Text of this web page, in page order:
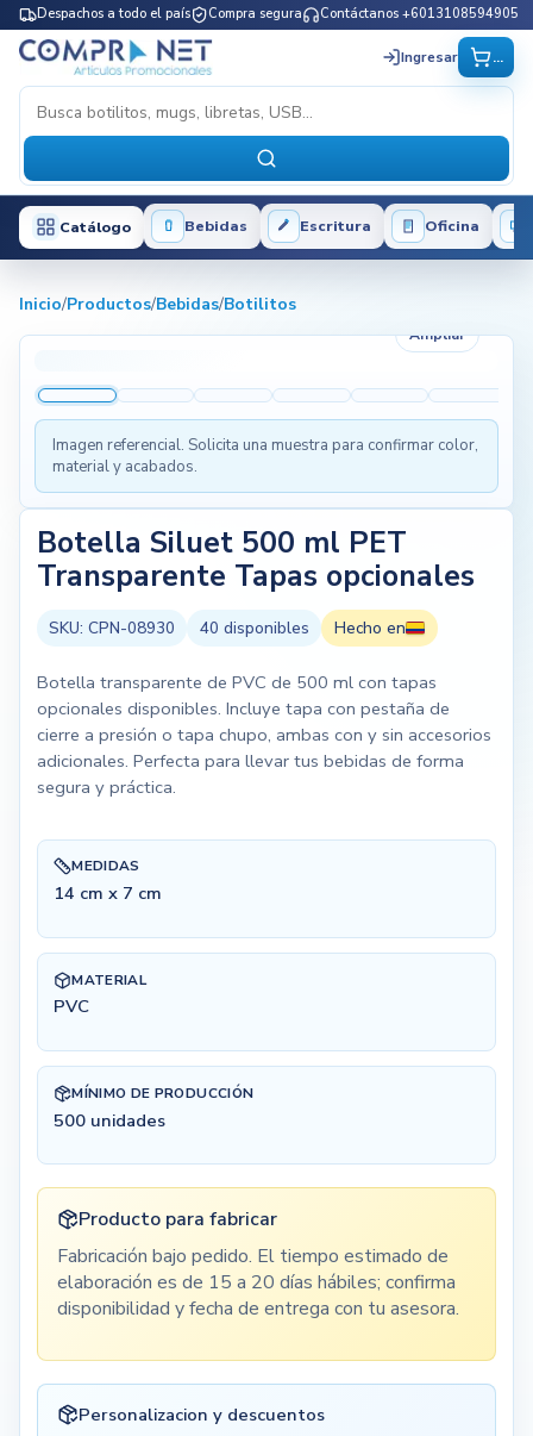
Despachos a todo el país Compra segura Contáctanos +6013108594905
Ingresar ...
Catálogo Bebidas Escritura Oficina
Inicio/Productos/Bebidas/Botilitos
Ampliar
Imagen referencial. Solicita una muestra para confirmar color,
material y acabados.
Botella Siluet 500 ml PET
Transparente Tapas opcionales
SKU: CPN-08930 40 disponibles Hecho en
Botella transparente de PVC de 500 ml con tapas
opcionales disponibles. Incluye tapa con pestaña de
cierre a presión o tapa chupo, ambas con y sin accesorios
adicionales. Perfecta para llevar tus bebidas de forma
segura y práctica.
MEDIDAS
14 cm x 7 cm
MATERIAL
PVC
MÍNIMO DE PRODUCCIÓN
500 unidades
Producto para fabricar
Fabricación bajo pedido. El tiempo estimado de
elaboración es de 15 a 20 días hábiles; confirma
disponibilidad y fecha de entrega con tu asesora.
Personalizacion y descuentos